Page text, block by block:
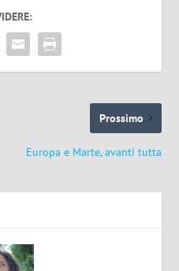
Prossimo
Europa e Marte, avanti tutta